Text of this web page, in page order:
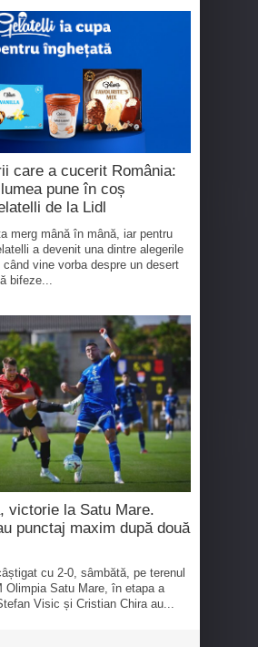
care a cucerit România:
pune în coș
de la Lidl
merg mână în mână, iar pentru
a devenit una dintre alegerile
vine vorba despre un desert
bifeze...
victorie la Satu Mare.
punctaj maxim după două
cu 2-0, sâmbătă, pe terenul
Olimpia Satu Mare, în etapa a
Visic și Cristian Chira au...